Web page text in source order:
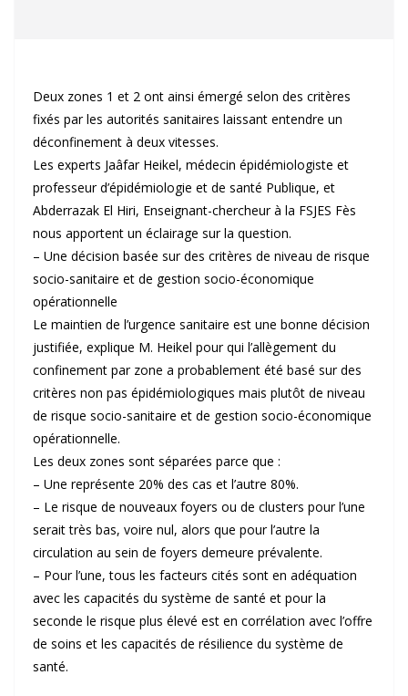
Deux zones 1 et 2 ont ainsi émergé selon des critères
fixés par les autorités sanitaires laissant entendre un
déconfinement à deux vitesses.
Les experts Jaâfar Heikel, médecin épidémiologiste et
professeur d’épidémiologie et de santé Publique, et
Abderrazak El Hiri, Enseignant-chercheur à la FSJES Fès
nous apportent un éclairage sur la question.
– Une décision basée sur des critères de niveau de risque
socio-sanitaire et de gestion socio-économique
opérationnelle
Le maintien de l’urgence sanitaire est une bonne décision
justifiée, explique M. Heikel pour qui l’allègement du
confinement par zone a probablement été basé sur des
critères non pas épidémiologiques mais plutôt de niveau
de risque socio-sanitaire et de gestion socio-économique
opérationnelle.
Les deux zones sont séparées parce que :
– Une représente 20% des cas et l’autre 80%.
– Le risque de nouveaux foyers ou de clusters pour l’une
serait très bas, voire nul, alors que pour l’autre la
circulation au sein de foyers demeure prévalente.
– Pour l’une, tous les facteurs cités sont en adéquation
avec les capacités du système de santé et pour la
seconde le risque plus élevé est en corrélation avec l’offre
de soins et les capacités de résilience du système de
santé.